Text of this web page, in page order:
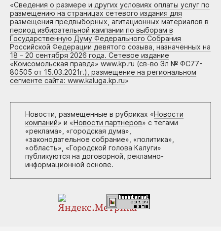
«Сведения о размере и других условиях оплаты услуг по
размещению на страницах сетевого издания для
размещения предвыборных, агитационных материалов в
период избирательной кампании по выборам в
Государственную Думу Федерального Собрания
Российской Федерации девятого созыва, назначенных на
18 – 20 сентября 2026 года. Сетевое издание
«Комсомольская правда» www.kp.ru (св-во Эл № ФС77-
80505 от 15.03.2021г.), размещение на региональном
сегменте сайта: www.kaluga.kp.ru»
Новости, размещенные в рубриках «Новости
компаний» и «Новости партнеров» с тегами
«реклама», «городская дума»,
«законодательное собрание», «политика»,
«область», «Городской голова Калуги»
публикуются на договорной, рекламно-
информационной основе.